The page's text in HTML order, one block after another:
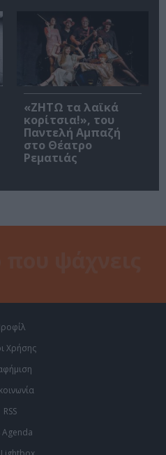
«ΖΗΤΩ τα λαϊκά
κορίτσια!», του
Παντελή Αμπαζή
στο Θέατρο
Ρεματιάς
Χρήσης
RSS
Agenda